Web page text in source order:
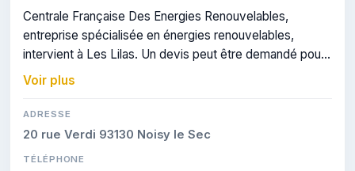
Centrale Française Des Energies Renouvelables,
entreprise spécialisée en énergies renouvelables,
intervient à Les Lilas. Un devis peut être demandé pour
un projet de panneaux solaires.
Voir plus
ADRESSE
20 rue Verdi 93130 Noisy le Sec
TÉLÉPHONE